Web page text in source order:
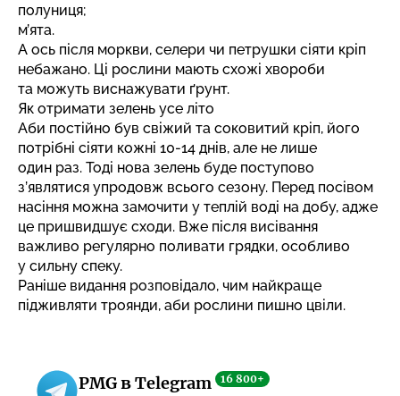
полуниця;
м’ята.
А ось після моркви, селери чи петрушки сіяти кріп
небажано. Ці рослини мають схожі хвороби
та можуть виснажувати ґрунт.
Як отримати зелень усе літо
Аби постійно був свіжий та соковитий кріп, його
потрібні сіяти кожні 10-14 днів, але не лише
один раз. Тоді нова зелень буде поступово
з’являтися упродовж всього сезону. Перед посівом
насіння можна замочити у теплій воді на добу, адже
це пришвидшує сходи. Вже після висівання
важливо регулярно поливати грядки, особливо
у сильну спеку.
Раніше видання розповідало, чим найкраще
підживляти троянди, аби рослини пишно цвіли.
PMG в Telegram 16 800+